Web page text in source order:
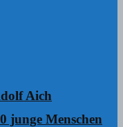
Aich
junge Menschen